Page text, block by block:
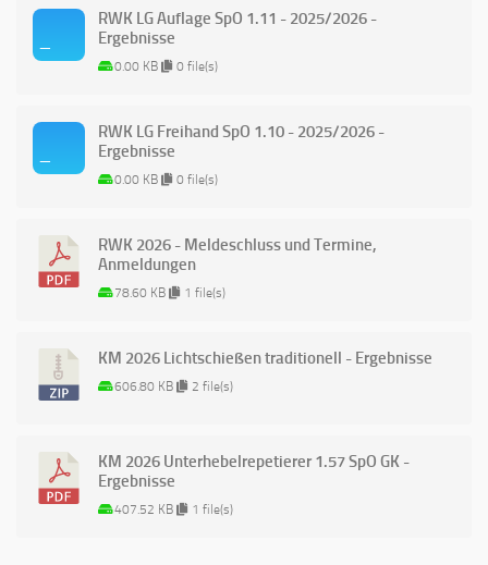
RWK LG Auflage SpO 1.11 - 2025/2026 -
Ergebnisse
0.00 KB 0 file(s)
RWK LG Freihand SpO 1.10 - 2025/2026 -
Ergebnisse
0.00 KB 0 file(s)
RWK 2026 - Meldeschluss und Termine,
Anmeldungen
78.60 KB 1 file(s)
KM 2026 Lichtschießen traditionell - Ergebnisse
606.80 KB 2 file(s)
KM 2026 Unterhebelrepetierer 1.57 SpO GK -
Ergebnisse
407.52 KB 1 file(s)